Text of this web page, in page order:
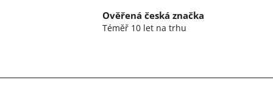
Ověřená česká značka
Téměř 10 let na trhu